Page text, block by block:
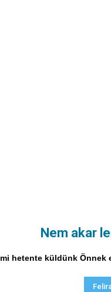
Nem akar
hetente küldünk